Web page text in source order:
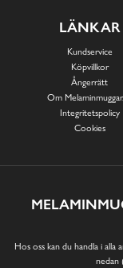
LÄNKAR
Kundservice
Köpvillkor
Ångerrätt
Om
Integritetspolicy
Cookies
Hos oss kan du handla i alla
nedan